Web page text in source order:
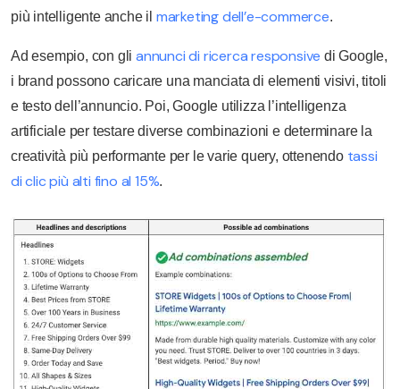
più intelligente anche il marketing dell’e-commerce.
Ad esempio, con gli annunci di ricerca responsive di Google,
i brand possono caricare una manciata di elementi visivi, titoli
e testo dell’annuncio. Poi, Google utilizza l’intelligenza
artificiale per testare diverse combinazioni e determinare la
creatività più performante per le varie query, ottenendo tassi
di clic più alti fino al 15%.